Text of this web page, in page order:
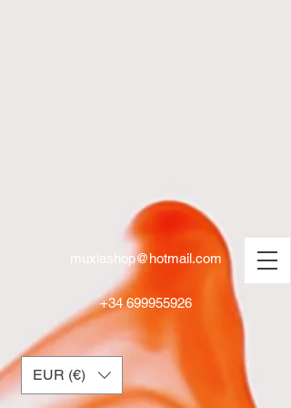
+34 699955926
EUR (€)
muxiashop@hotmail.com